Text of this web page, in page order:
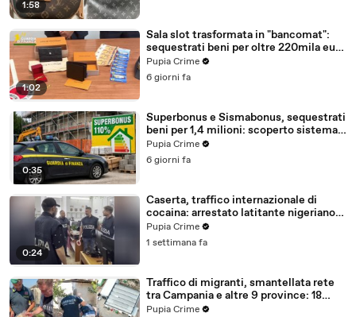
1:58
1:02
Sala slot trasformata in "bancomat":
sequestrati beni per oltre 220mila euro
a due coniugi (29.07.26)
Pupia Crime
6 giorni fa
0:35
Superbonus e Sismabonus, sequestrati
beni per 1,4 milioni: scoperto sistema
con false abitazioni (29.07.26)
Pupia Crime
6 giorni fa
0:24
Caserta, traffico internazionale di
cocaina: arrestato latitante nigeriano
ricercato dal 2019 (28.07.26)
Pupia Crime
1 settimana fa
Traffico di migranti, smantellata rete
tra Campania e altre 9 province: 18
arresti (27.07.26)
Pupia Crime